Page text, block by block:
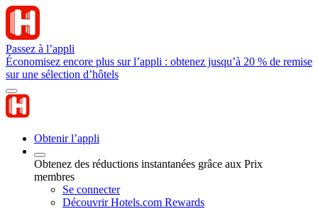
Passez à l’appli
Économisez encore plus sur l’appli : obtenez jusqu’à 20 % de remise
sur une sélection d’hôtels
Obtenir l’appli
Obtenez des réductions instantanées grâce aux Prix
membres
Se connecter
Découvrir Hotels.com Rewards